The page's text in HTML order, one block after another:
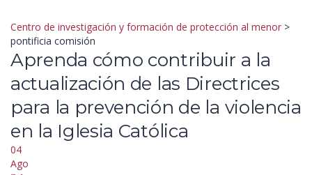
Centro de investigación y formación de protección al menor >
pontificia comisión
Aprenda cómo contribuir a la
actualización de las Directrices
para la prevención de la violencia
en la Iglesia Católica
04
Ago